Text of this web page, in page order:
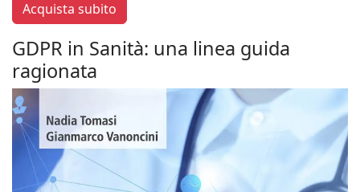
Acquista subito
GDPR in Sanità: una linea guida
ragionata